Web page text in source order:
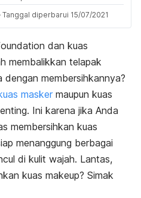
· Tanggal diperbarui 15/07/2021
dan kuas
membalikkan telapak
dengan membersihkannya?
masker maupun kuas
Ini karena jika Anda
membersihkan kuas
menanggung berbagai
di kulit wajah. Lantas,
kuas makeup? Simak